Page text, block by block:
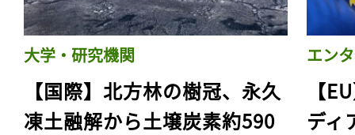
大学・研究機関
【国際】北方林の樹冠、永久
凍土融解から土壌炭素約590
エン
【
ディ